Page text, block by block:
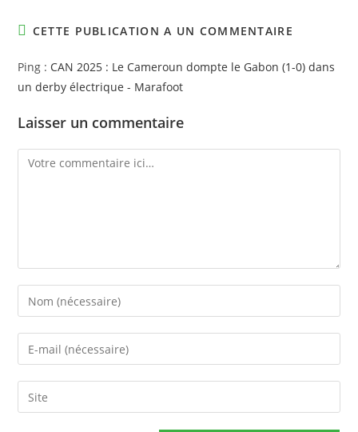
CETTE PUBLICATION A UN COMMENTAIRE
Ping : CAN 2025 : Le Cameroun dompte le Gabon (1-0) dans
un derby électrique - Marafoot
Laisser un commentaire
Comment
Enter
your
name
comment
Enter
your
email
address
Saisir
l’URL